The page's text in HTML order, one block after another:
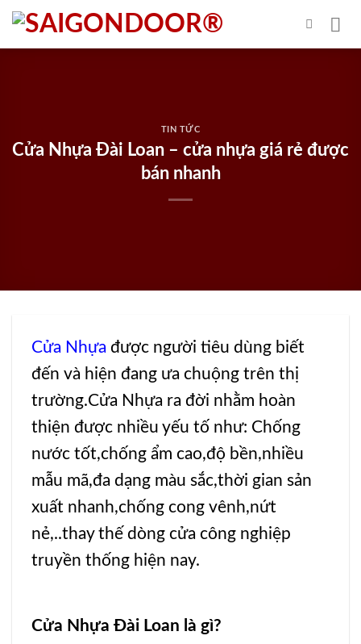
Skip
content
TIN TỨC
Cửa Nhựa Đài Loan – cửa nhựa giá rẻ được
bán nhanh
Cửa Nhựa được người tiêu dùng biết
đến và hiện đang ưa chuộng trên thị
trường.Cửa Nhựa ra đời nhằm hoàn
thiện được nhiều yếu tố như: Chống
nước tốt,chống ẩm cao,độ bền,nhiều
mẫu mã,đa dạng màu sắc,thời gian sản
xuất nhanh,chống cong vênh,nứt
nẻ,..thay thế dòng cửa công nghiệp
truyền thống hiện nay.
Cửa Nhựa Đài Loan là gì?